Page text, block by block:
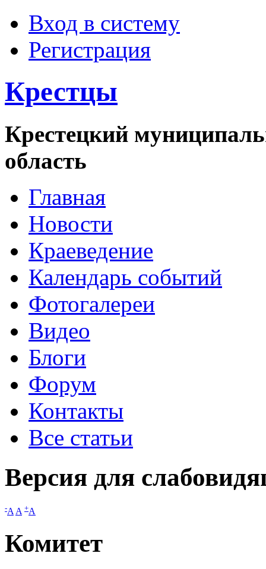
Вход в систему
Регистрация
Крестцы
Крестецкий
область
Главная
Новости
Краеведение
Календарь событий
Фотогалереи
Видео
Блоги
Форум
Контакты
Все статьи
Версия для
-A A +A
Комитет